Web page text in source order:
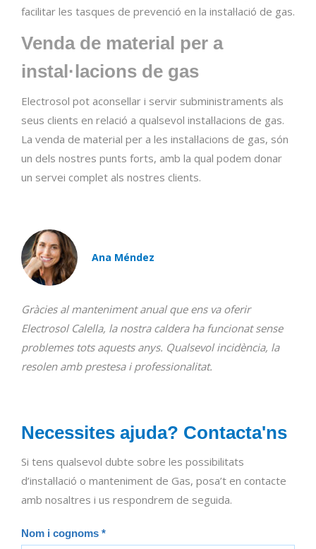
facilitar les tasques de prevenció en la instal·lació de gas.
Venda de material per a
instal·lacions de gas
Electrosol pot aconsellar i servir subministraments als
seus clients en relació a qualsevol instal·lacions de gas.
La venda de material per a les instal·lacions de gas, són
un dels nostres punts forts, amb la qual podem donar
un servei complet als nostres clients.
Ana Méndez
Gràcies al manteniment anual que ens va oferir
Electrosol Calella, la nostra caldera ha funcionat sense
problemes tots aquests anys. Qualsevol incidència, la
resolen amb prestesa i professionalitat.
Necessites ajuda? Contacta'ns
Si tens qualsevol dubte sobre les possibilitats
d’instal·lació o manteniment de Gas, posa’t en contacte
amb nosaltres i us respondrem de seguida.
Serveis
Nom i cognoms *